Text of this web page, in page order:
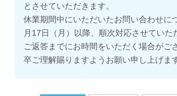
とさせていただきます。
休業期間中にいただいたお問い合わせに
月17日（月）以降、順次対応させていた
ご返答までにお時間をいただく場合がご
卒ご理解賜りますようお願い申し上げます